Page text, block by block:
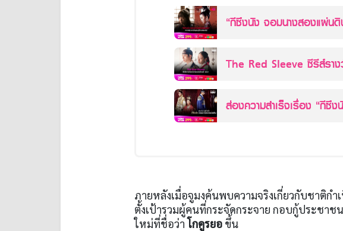
“กีซึงนัง จอมนางสองแผ่น
The Red Sleeve ซีรีส์รา
ส่องความสำเร็จเรื่อง “กีซึ
ภายหลังเมื่อจูมงค้นพบความจริงเกี่ยวกับชาติก
ตั้งเป้ารวมผู้คนที่กระจัดกระจาย กอบกู้ประชาช
ใหม่ที่ชื่อว่าโกคูรยอขึ้น